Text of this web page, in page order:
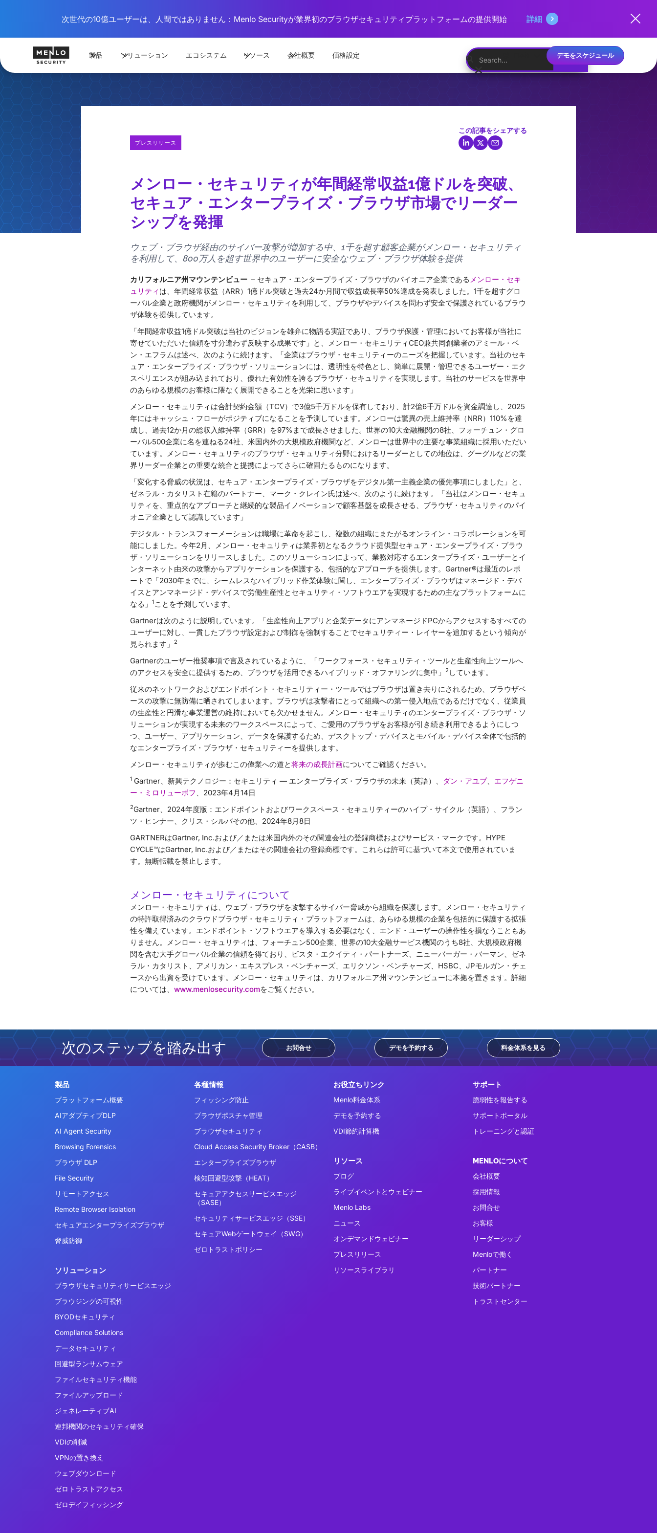
次世代の10億ユーザーは、人間ではありません：Menlo Securityが業界初のブラウザセキュリティプラットフォームの提供開始 詳細
製品 ソリューション エコシステム リソース 会社概要 価格設定 デモをスケジュール
この記事をシェアする
プレスリリース
メンロー・セキュリティが年間経常収益1億ドルを突破、
セキュア・エンタープライズ・ブラウザ市場でリーダー
シップを発揮
ウェブ・ブラウザ経由のサイバー攻撃が増加する中、1千を超す顧客企業がメンロー・セキュリティ
を利用して、800万人を超す世界中のユーザーに安全なウェブ・ブラウザ体験を提供
カリフォルニア州マウンテンビュー – セキュア・エンタープライズ・ブラウザのパイオニア企業である メンロー・セキ
ュリティ は、年間経常収益（ARR）1億ドル突破と過去24か月間で収益成長率50%達成を発表しました。1千を超すグロ
ーバル企業と政府機関がメンロー・セキュリティを利用して、ブラウザやデバイスを問わず安全で保護されているブラウ
ザ体験を提供しています。
「年間経常収益1億ドル突破は当社のビジョンを雄弁に物語る実証であり、ブラウザ保護・管理においてお客様が当社に
寄せていただいた信頼を寸分違わず反映する成果です」と、メンロー・セキュリティCEO兼共同創業者のアミール・ベ
ン・エフラムは述べ、次のように続けます。「企業はブラウザ・セキュリティーのニーズを把握しています。当社のセキ
ュア・エンタープライズ・ブラウザ・ソリューションには、透明性を特色とし、簡単に展開・管理できるユーザー・エク
スペリエンスが組み込まれており、優れた有効性を誇るブラウザ・セキュリティを実現します。当社のサービスを世界中
のあらゆる規模のお客様に隈なく展開できることを光栄に思います」
メンロー・セキュリティは合計契約金額（TCV）で3億5千万ドルを保有しており、計2億6千万ドルを資金調達し、2025
年にはキャッシュ・フローがポジティブになることを予測しています。メンローは驚異の売上維持率（NRR）110%を達
成し、過去12か月の総収入維持率（GRR）を97%まで成長させました。世界の10大金融機関の8社、フォーチュン・グロ
ーバル500企業に名を連ねる24社、米国内外の大規模政府機関など、メンローは世界中の主要な事業組織に採用いただい
ています。メンロー・セキュリティのブラウザ・セキュリティ分野におけるリーダーとしての地位は、グーグルなどの業
界リーダー企業との重要な統合と提携によってさらに確固たるものになります。
「変化する脅威の状況は、セキュア・エンタープライズ・ブラウザをデジタル第一主義企業の優先事項にしました」と、
ゼネラル・カタリスト在籍のパートナー、マーク・クレイン氏は述べ、次のように続けます。「当社はメンロー・セキュ
リティを、重点的なアプローチと継続的な製品イノベーションで顧客基盤を成長させる、ブラウザ・セキュリティのパイ
オニア企業として認識しています」
デジタル・トランスフォーメーションは職場に革命を起こし、複数の組織にまたがるオンライン・コラボレーションを可
能にしました。今年2月、メンロー・セキュリティは業界初となるクラウド提供型セキュア・エンタープライズ・ブラウ
ザ・ソリューションをリリースしました。このソリューションによって、業務対応するエンタープライズ・ユーザーとイ
ンターネット由来の攻撃からアプリケーションを保護する、包括的なアプローチを提供します。Gartner®は最近のレポ
ートで「2030年までに、シームレスなハイブリッド作業体験に関し、エンタープライズ・ブラウザはマネージド・デバ
イスとアンマネージド・デバイスで労働生産性とセキュリティ・ソフトウエアを実現するための主なプラットフォームに
なる」
1 ことを予測しています。
Gartnerは次のように説明しています。「生産性向上アプリと企業データにアンマネージドPCからアクセスするすべての
ユーザーに対し、一貫したブラウザ設定および制御を強制することでセキュリティー・レイヤーを追加するという傾向が
見られます」
2
Gartnerのユーザー推奨事項で言及されているように、「ワークフォース・セキュリティ・ツールと生産性向上ツールへ
のアクセスを安全に提供するため、ブラウザを活用できるハイブリッド・オファリングに集中」
2 しています。
従来のネットワークおよびエンドポイント・セキュリティー・ツールではブラウザは置き去りにされるため、ブラウザベ
ースの攻撃に無防備に晒されてしまいます。ブラウザは攻撃者にとって組織への第一侵入地点であるだけでなく、従業員
の生産性と円滑な事業運営の維持においても欠かせません。メンロー・セキュリティのエンタープライズ・ブラウザ・ソ
リューションが実現する未来のワークスペースによって、ご愛用のブラウザをお客様が引き続き利用できるようにしつ
つ、ユーザー、アプリケーション、データを保護するため、デスクトップ・デバイスとモバイル・デバイス全体で包括的
なエンタープライズ・ブラウザ・セキュリティーを提供します。
メンロー・セキュリティが歩むこの偉業への道と将来の成長計画についてご確認ください。
1 Gartner、新興テクノロジー：セキュリティ — エンタープライズ・ブラウザの未来（英語）、 ダン・アユプ、 エフゲニ
ー・ミロリューボフ 、2023年4月14日
2Gartner、2024年度版：エンドポイントおよびワークスペース・セキュリティーのハイプ・サイクル（英語）、フラン
ツ・ヒンナー、クリス・シルバその他、2024年8月8日
GARTNERはGartner, Inc.および／または米国内外のその関連会社の登録商標およびサービス・マークです。HYPE
CYCLE™はGartner, Inc.および／またはその関連会社の登録商標です。これらは許可に基づいて本文で使用されていま
す。無断転載を禁止します。
メンロー・セキュリティについて
メンロー・セキュリティは、ウェブ・ブラウザを攻撃するサイバー脅威から組織を保護します。メンロー・セキュリティ
の特許取得済みのクラウドブラウザ・セキュリティ・プラットフォームは、あらゆる規模の企業を包括的に保護する拡張
性を備えています。エンドポイント・ソフトウエアを導入する必要はなく、エンド・ユーザーの操作性を損なうこともあ
りません。メンロー・セキュリティは、フォーチュン500企業、世界の10大金融サービス機関のうち8社、大規模政府機
関を含む大手グローバル企業の信頼を得ており、ビスタ・エクイティ・パートナーズ、ニューバーガー・バーマン、ゼネ
ラル・カタリスト、アメリカン・エキスプレス・ベンチャーズ、エリクソン・ベンチャーズ、HSBC、JPモルガン・チェ
ースから出資を受けています。メンロー・セキュリティは、カリフォルニア州マウンテンビューに本拠を置きます。詳細
については、 www.menlosecurity.comをご覧ください。
次のステップを踏み出す お問合せ デモを予約する 料金体系を見る
製品
プラットフォーム概要
AIアダプティブDLP
AI Agent Security
Browsing Forensics
ブラウザ DLP
File Security
リモートアクセス
Remote Browser Isolation
セキュアエンタープライズブラウザ
脅威防御
ソリューション
ブラウザセキュリティサービスエッジ
ブラウジングの可視性
BYODセキュリティ
Compliance Solutions
データセキュリティ
回避型ランサムウェア
ファイルセキュリティ機能
ファイルアップロード
ジェネレーティブAI
連邦機関のセキュリティ確保
VDIの削減
VPNの置き換え
ウェブダウンロード
ゼロトラストアクセス
ゼロデイフィッシング
各種情報
フィッシング防止
ブラウザポスチャ管理
ブラウザセキュリティ
Cloud Access Security Broker（CASB）
エンタープライズブラウザ
検知回避型攻撃（HEAT）
セキュアアクセスサービスエッジ
（SASE）
セキュリティサービスエッジ（SSE）
セキュアWebゲートウェイ（SWG）
ゼロトラストポリシー
お役立ちリンク
Menlo料金体系
デモを予約する
VDI節約計算機
リソース
ブログ
ライブイベントとウェビナー
Menlo Labs
ニュース
オンデマンドウェビナー
プレスリリース
リソースライブラリ
サポート
脆弱性を報告する
サポートポータル
トレーニングと認証
MENLOについて
会社概要
採用情報
お問合せ
お客様
リーダーシップ
Menloで働く
パートナー
技術パートナー
トラストセンター